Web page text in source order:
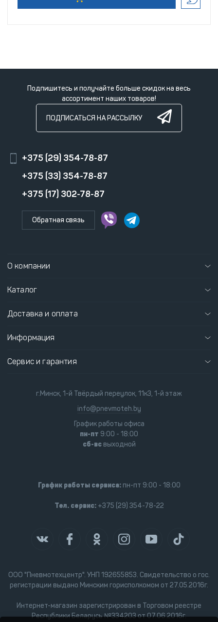
Подпишитесь и получайте больше скидок на весь
ассортимент наших товаров!
ПОДПИСАТЬСЯ НА РАССЫЛКУ
+375 (29) 354-78-87
+375 (33) 354-78-87
+375 (17) 302-78-87
Обратная связь
О компании
Каталог
Доставка и оплата
Информация
Сервис и гарантия
ООО "Пневмотехцентр". УНП 192655853. Свидетельство о гос.
регистрации выдано Минским горисполкомом от 27.05.2016г.
Интернет-магазин зарегистрирован в Торговом реестре
Республики Беларусь №334203 от 07.06.2016г.
г.Минск, 1-й Твёрдый переулок, 11к3, 1-й этаж
info@pnevmoteh.by
График работы офиса
пн-пт 9:00 - 18:00
сб-всвыходной
График работы сервиса:пн-пт 9:00 - 18:00
Тел. сервис:+375 (29) 354-78-22